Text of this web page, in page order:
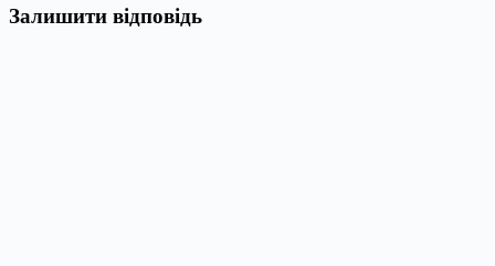
Залишити відповідь